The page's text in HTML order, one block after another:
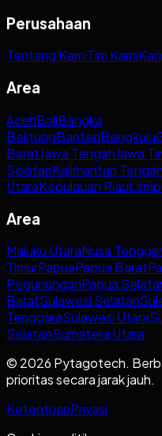
Perusahaan
Tentang KamiTim Kami
Area
AcehBaliBangka
BelitungBantenBengkulu
BaratJawa TengahJawa
SelatanKalimantan Tengah
UtaraKepulauan Riau
Area
Maluku UtaraNusa
TimurPapuaPapua Barat
PegununganPapua
BaratSulawesi Selatan
TenggaraSulawesi Utara
SelatanSumatera Utara
© 2026 Pytagotech.
prioritas secara jarak jauh.
KetentuanPrivasi